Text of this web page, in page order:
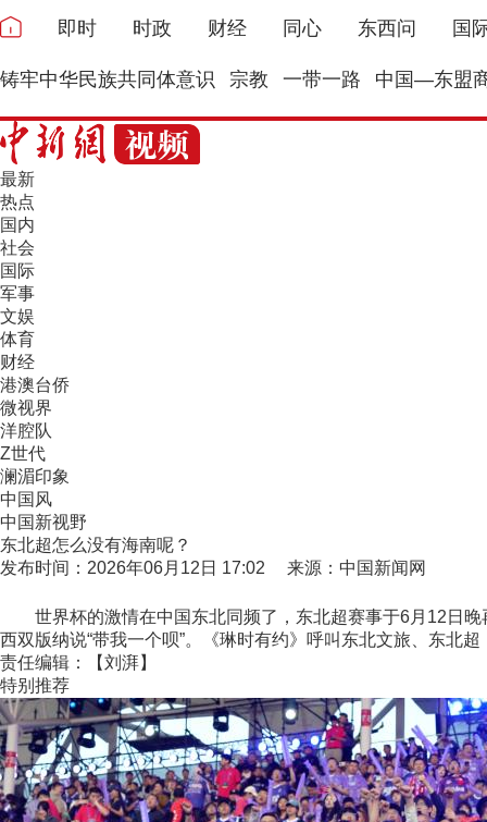
即时 时政 财经 同心 东西问 国
铸牢中华民族共同体意识 宗教 一带一路 中国—东盟
最新
热点
国内
社会
国际
军事
文娱
体育
财经
港澳台侨
微视界
洋腔队
Z世代
澜湄印象
中国风
中国新视野
东北超怎么没有海南呢？
发布时间：2026年06月12日 17:02 来源：中国新闻网
世界杯的激情在中国东北同频了，东北超赛事于6月12日晚
西双版纳说“带我一个呗”。《琳时有约》呼叫东北文旅、东北
责任编辑：【刘湃】
特别推荐